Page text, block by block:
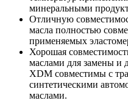
минеральными
Отличную
масла полностью
применяемых
Хорошая
маслами для замены и
XDM совместимы с
синтетическими
маслами.